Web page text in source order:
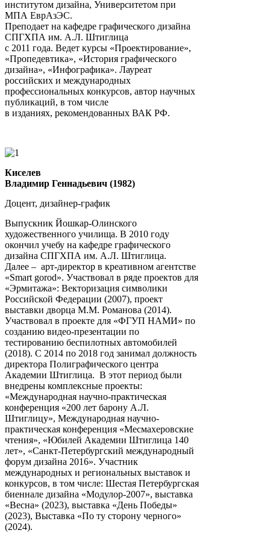
институтом дизайна, Университетом при
МПА ЕврАзЭС.
Преподает на кафедре графического дизайна
СПГХПА им. А.Л. Штиглица
с 2011 года. Ведет курсы «Проектирование»,
«Пропедевтика», «История графического
дизайна», «Инфографика». Лауреат
российских и международных
профессиональных конкурсов, автор научных
публикаций, в том числе
в изданиях, рекомендованных ВАК РФ.
Киселев
Владимир Геннадьевич (1982)
Доцент, дизайнер-график
Выпускник Йошкар-Олинского
художественного училища. В 2010 году
окончил учебу на кафедре графического
дизайна СПГХПА им. А.Л. Штиглица.
Далее – арт-директор в креативном агентстве
«Smart gorod». Участвовал в ряде проектов для
«Эрмитажа»: Векторизация символики
Российской Федерации (2007), проект
выставки дворца М.М. Романова (2014).
Участвовал в проекте для «ФГУП НАМИ» по
созданию видео-презентации по
тестированию беспилотных автомобилей
(2018). С 2014 по 2018 год занимал должность
директора Полиграфического центра
Академии Штиглица. В этот период были
внедрены комплексные проекты:
«Международная научно-практическая
конференция «200 лет барону А.Л.
Штиглицу», Международная научно-
практическая конференция «Месмахеровские
чтения», «Юбилей Академии Штиглица 140
лет», «Санкт-Петербургский международный
форум дизайна 2016». Участник
международных и региональных выставок и
конкурсов, в том числе: Шестая Петербургская
биеннале дизайна «Модулор-2007», выставка
«Весна» (2023), выставка «День Победы»
(2023), Выставка «По ту сторону черного»
(2024).